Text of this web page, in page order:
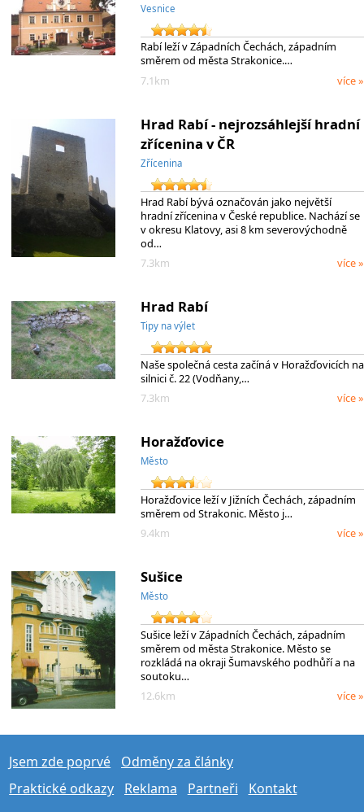
Vesnice
Rabí leží v Západních Čechách, západním
směrem od města Strakonice.…
7.1km
více »
Hrad Rabí - nejrozsáhlejší hradní
zřícenina v ČR
Zřícenina
Hrad Rabí bývá označován jako největší
hradní zřícenina v České republice. Nachází se
v okresu Klatovy, asi 8 km severovýchodně
od…
7.3km
více »
Hrad Rabí
Tipy na výlet
Naše společná cesta začíná v Horažďovicích na
silnici č. 22 (Vodňany,…
7.3km
více »
Horažďovice
Město
Horažďovice leží v Jižních Čechách, západním
směrem od Strakonic. Město j…
9.4km
více »
Sušice
Město
Sušice leží v Západních Čechách, západním
směrem od města Strakonice. Město se
rozkládá na okraji Šumavského podhůří a na
soutoku…
12.6km
více »
Jsem zde poprvé
Odměny za články
Praktické odkazy
Reklama Partneři Kontakt